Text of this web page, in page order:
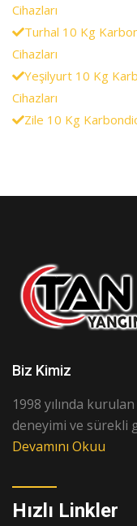
Cihazları
Turhal 10 Kg
Cihazları
Yeşilyurt 10 Kg
Cihazları
Zile 10 Kg
Biz Kimiz
1998 yılında
deneyimi ve sürekli
Devamını Okuu
Hızlı Linkler